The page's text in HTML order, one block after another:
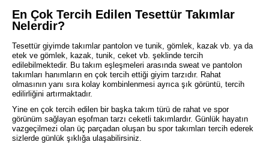
En Çok Tercih Edilen Tesettür Takımlar
Nelerdir?
Tesettür giyimde takımlar pantolon ve tunik, gömlek, kazak vb. ya da
etek ve gömlek, kazak, tunik, ceket vb. şeklinde tercih
edilebilmektedir. Bu takım eşleşmeleri arasında sweat ve pantolon
takımları hanımların en çok tercih ettiği giyim tarzıdır. Rahat
olmasının yanı sıra kolay kombinlenmesi ayrıca şık görüntü, tercih
edilirliğini artırmaktadır.
Yine en çok tercih edilen bir başka takım türü de rahat ve spor
görünüm sağlayan eşofman tarzı ceketli takımlardır. Günlük hayatın
vazgeçilmezi olan üç parçadan oluşan bu spor takımları tercih ederek
sizlerde günlük şıklığa ulaşabilirsiniz.